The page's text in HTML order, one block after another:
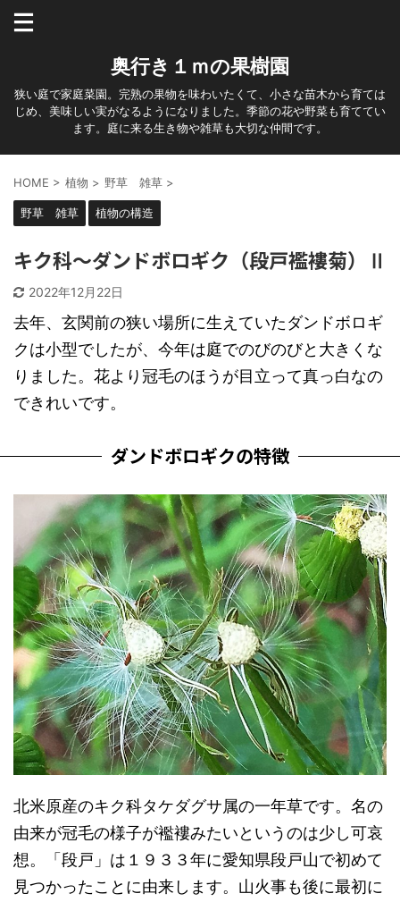
奥行き１ｍの果樹園
狭い庭で家庭菜園。完熟の果物を味わいたくて、小さな苗木から育ては
じめ、美味しい実がなるようになりました。季節の花や野菜も育ててい
ます。庭に来る生き物や雑草も大切な仲間です。
HOME > 植物 > 野草 雑草 >
野草 雑草 植物の構造
キク科～ダンドボロギク（段戸襤褸菊）Ⅱ
2022年12月22日
去年、玄関前の狭い場所に生えていたダンドボロギ
クは小型でしたが、今年は庭でのびのびと大きくな
りました。花より冠毛のほうが目立って真っ白なの
できれいです。
ダンドボロギクの特徴
北米原産のキク科タケダグサ属の一年草です。名の
由来が冠毛の様子が襤褸みたいというのは少し可哀
想。「段戸」は１９３３年に愛知県段戸山で初めて
見つかったことに由来します。山火事も後に最初に